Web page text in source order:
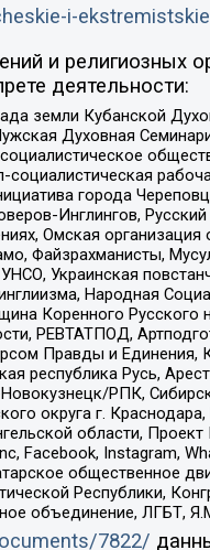
i-
и религиозных
деятельности:
земли Кубанской
Духовная
города
Инглингов,
Омская
Файзрахманисты,
Украинская
Народная
Коренного
РЕВТАТПОД,
Правды и Единения,
республика Русь,
Новокузнецк/РПК,
округа г.
области,
Facebook, Instagram,
Республики,
объединение, ЛГБТ,
7822/